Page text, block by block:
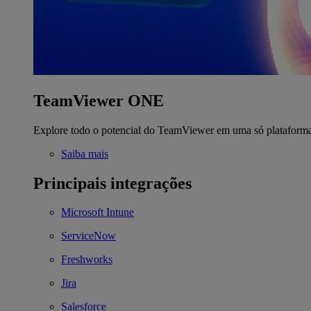
TeamViewer ONE
Explore todo o potencial do TeamViewer em uma só
Saiba mais
Principais integrações
Microsoft Intune
ServiceNow
Freshworks
Jira
Salesforce